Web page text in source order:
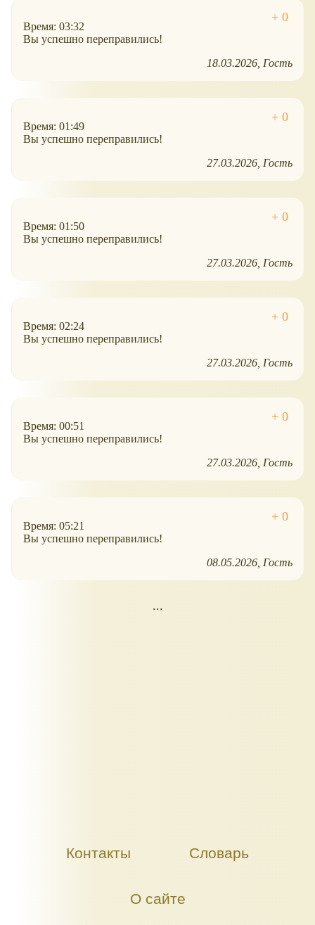
Время: 03:32
Вы успешно переправились!
18.03.2026 Гость
Время: 01:49
Вы успешно переправились!
27.03.2026 Гость
Время: 01:50
Вы успешно переправились!
27.03.2026 Гость
Время: 02:24
Вы успешно переправились!
27.03.2026 Гость
Время: 00:51
Вы успешно переправились!
27.03.2026 Гость
Время: 05:21
Вы успешно переправились!
08.05.2026 Гость
...
Контакты Словарь
О сайте